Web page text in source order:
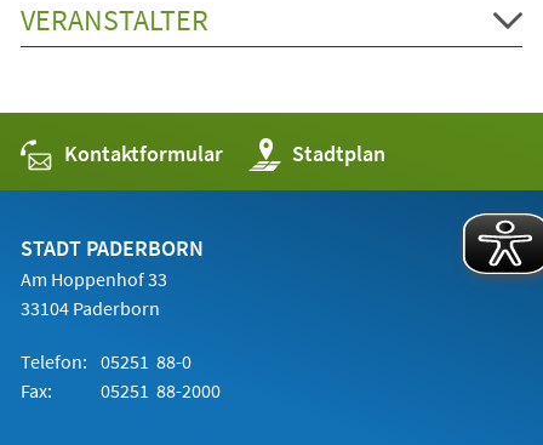
VERANSTALTER
Kontaktformular Stadtplan
(Öffnet
in
einem
STADT PADERBORN
Am Hoppenhof 33
33104 Paderborn
Telefon: 05251 88-0
Fax:
05251 88-2000